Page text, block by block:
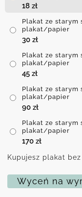
18 zł
Plakat ze starym
plakat/papier
30 zł
Plakat ze starym
plakat/papier
45 zł
Plakat ze starym
plakat/papier
90 zł
Plakat ze starym
plakat/papier
170 zł
Kupujesz plakat bez
Wyceń na